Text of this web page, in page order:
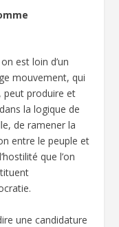
est loin d’un
mouvement, qui
peut produire et
la logique de
de ramener la
entre le peuple et
que l’on
une candidature